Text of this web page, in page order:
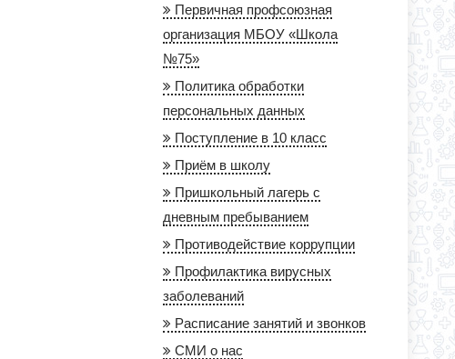
Первичная профсоюзная
организация МБОУ «Школа
№75»
Политика обработки
персональных данных
Поступление в 10 класс
Приём в школу
Пришкольный лагерь с
дневным пребыванием
Противодействие коррупции
Профилактика вирусных
заболеваний
Расписание занятий и звонков
СМИ о нас